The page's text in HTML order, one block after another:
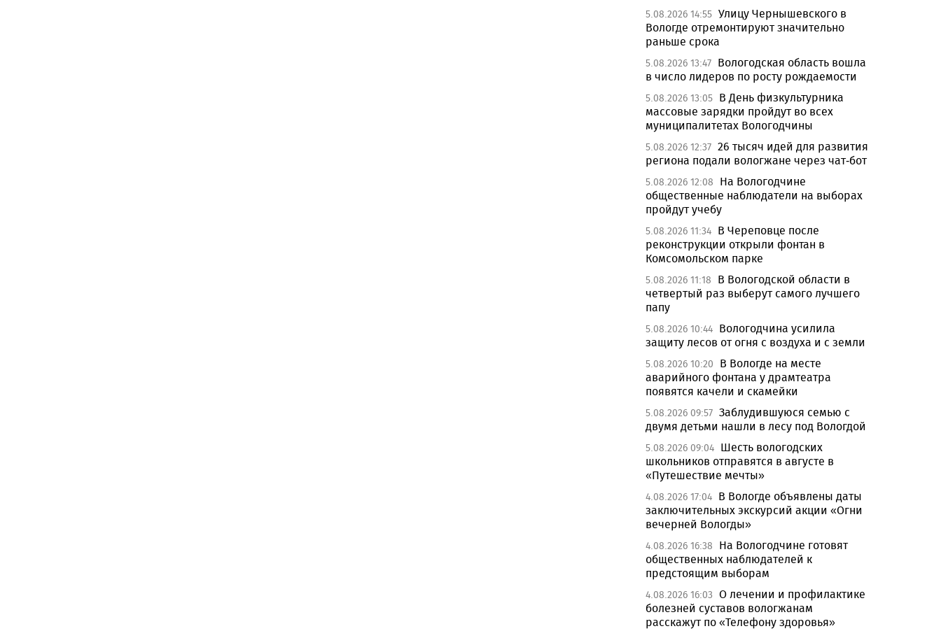
5.08.2026 14:55 Улицу Чернышевского в
Вологде отремонтируют значительно
раньше срока
5.08.2026 13:47 Вологодская область вошла
в число лидеров по росту рождаемости
5.08.2026 13:05 В День физкультурника
массовые зарядки пройдут во всех
муниципалитетах Вологодчины
5.08.2026 12:37 26 тысяч идей для развития
региона подали вологжане через чат-бот
5.08.2026 12:08
На Вологодчине
общественные наблюдатели на выборах
пройдут учебу
5.08.2026 11:34 В Череповце после
реконструкции открыли фонтан в
Комсомольском парке
5.08.2026 11:18
В Вологодской области в
четвертый раз выберут самого лучшего
папу
5.08.2026 10:44 Вологодчина усилила
защиту лесов от огня с воздуха и с земли
5.08.2026 10:20
В Вологде на месте
аварийного фонтана у драмтеатра
появятся качели и скамейки
5.08.2026 09:57 Заблудившуюся семью с
двумя детьми нашли в лесу под Вологдой
5.08.2026 09:04 Шесть вологодских
школьников отправятся в августе в
«Путешествие мечты»
4.08.2026 17:04 В Вологде объявлены даты
заключительных экскурсий акции «Огни
вечерней Вологды»
4.08.2026 16:38
На Вологодчине готовят
общественных наблюдателей к
предстоящим выборам
4.08.2026 16:03 О лечении и профилактике
болезней суставов вологжанам
расскажут по «Телефону здоровья»